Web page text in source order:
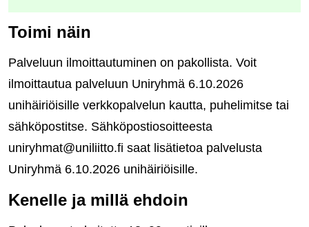
Toimi näin
Palveluun ilmoittautuminen on pakollista. Voit
ilmoittautua palveluun Uniryhmä 6.10.2026
unihäiriöisille verkkopalvelun kautta, puhelimitse tai
sähköpostitse. Sähköpostiosoitteesta
uniryhmat@uniliitto.fi saat lisätietoa palvelusta
Uniryhmä 6.10.2026 unihäiriöisille.
Kenelle ja millä ehdoin